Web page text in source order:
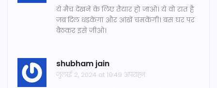
ये मैच देखने के लिए तैयार हो जाओ। ये वो रात है
जब दिल धड़केगा और आंखें चमकेंगी। बस घर पर
बैठकर इसे जीओ।
shubham jain
जुलाई 2, 2024 at 19:49 अपराह्न